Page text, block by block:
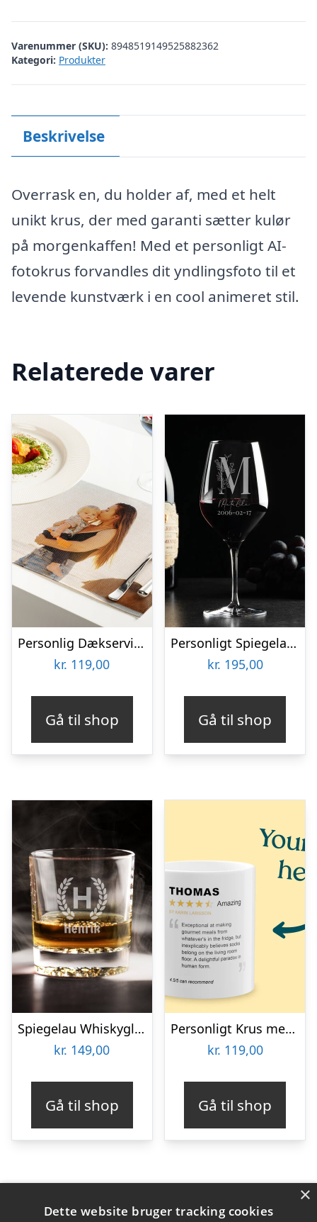
Varenummer (SKU): 8948519149525882362
Kategori: Produkter
Beskrivelse
Overrask en, du holder af, med et helt
unikt krus, der med garanti sætter kulør
på morgenkaffen! Med et personligt AI-
fotokrus forvandles dit yndlingsfoto til et
levende kunstværk i en cool animeret stil.
Relaterede varer
Personlig Dækserviet med Billede
kr. 119,00
Gå til shop
Personligt Spiegelau Rødvinsglas med Gravering – Bogstav, Navn & Dato
kr. 195,00
Gå til shop
Spiegelau Whiskyglas med Gravering – Egen Tekst
kr. 149,00
Gå til shop
Personligt Krus med Positiv Bedømmelse
kr. 119,00
Gå til shop
Varekategorier
×
Dette website bruger tracking cookies